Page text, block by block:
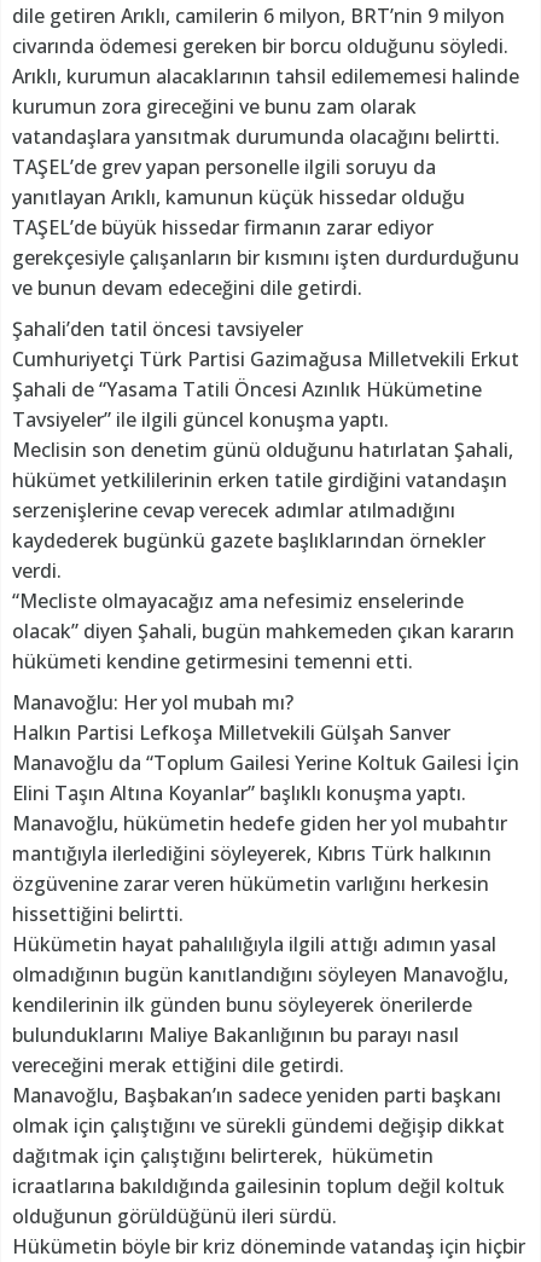
dile getiren Arıklı, camilerin 6 milyon, BRT’nin 9 milyon
civarında ödemesi gereken bir borcu olduğunu söyledi.
Arıklı, kurumun alacaklarının tahsil edilememesi halinde
kurumun zora gireceğini ve bunu zam olarak
vatandaşlara yansıtmak durumunda olacağını belirtti.
TAŞEL’de grev yapan personelle ilgili soruyu da
yanıtlayan Arıklı, kamunun küçük hissedar olduğu
TAŞEL’de büyük hissedar firmanın zarar ediyor
gerekçesiyle çalışanların bir kısmını işten durdurduğunu
ve bunun devam edeceğini dile getirdi.
Şahali’den tatil öncesi tavsiyeler
Cumhuriyetçi Türk Partisi Gazimağusa Milletvekili Erkut
Şahali de “Yasama Tatili Öncesi Azınlık Hükümetine
Tavsiyeler” ile ilgili güncel konuşma yaptı.
Meclisin son denetim günü olduğunu hatırlatan Şahali,
hükümet yetkililerinin erken tatile girdiğini vatandaşın
serzenişlerine cevap verecek adımlar atılmadığını
kaydederek bugünkü gazete başlıklarından örnekler
verdi.
“Mecliste olmayacağız ama nefesimiz enselerinde
olacak” diyen Şahali, bugün mahkemeden çıkan kararın
hükümeti kendine getirmesini temenni etti.
Manavoğlu: Her yol mubah mı?
Halkın Partisi Lefkoşa Milletvekili Gülşah Sanver
Manavoğlu da “Toplum Gailesi Yerine Koltuk Gailesi İçin
Elini Taşın Altına Koyanlar” başlıklı konuşma yaptı.
Manavoğlu, hükümetin hedefe giden her yol mubahtır
mantığıyla ilerlediğini söyleyerek, Kıbrıs Türk halkının
özgüvenine zarar veren hükümetin varlığını herkesin
hissettiğini belirtti.
Hükümetin hayat pahalılığıyla ilgili attığı adımın yasal
olmadığının bugün kanıtlandığını söyleyen Manavoğlu,
kendilerinin ilk günden bunu söyleyerek önerilerde
bulunduklarını Maliye Bakanlığının bu parayı nasıl
vereceğini merak ettiğini dile getirdi.
Manavoğlu, Başbakan’ın sadece yeniden parti başkanı
olmak için çalıştığını ve sürekli gündemi değişip dikkat
dağıtmak için çalıştığını belirterek, hükümetin
icraatlarına bakıldığında gailesinin toplum değil koltuk
olduğunun görüldüğünü ileri sürdü.
Hükümetin böyle bir kriz döneminde vatandaş için hiçbir